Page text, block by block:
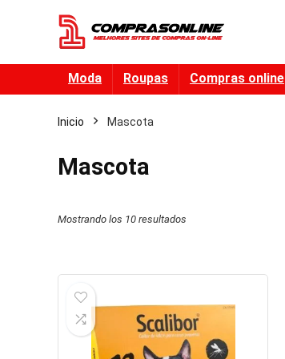
Moda Roupas Compras online
Inicio Mascota
Mascota
Mostrando los 10 resultados